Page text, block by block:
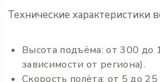
Технические характеристики
Высота подъёма: от 300 до
зависимости от региона).
Скорость полёта: от 5 до